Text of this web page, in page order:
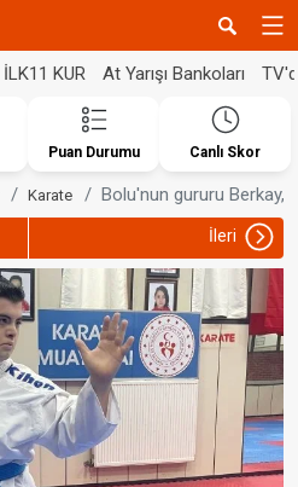
İLK11 KUR At Yarışı Bankoları
Puan Durumu Canlı Skor
Karate Bolu'nun gururu Berkay,
İleri